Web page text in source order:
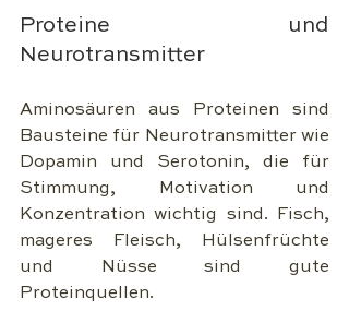
Proteine und
Neurotransmitter
Aminosäuren aus Proteinen sind
Bausteine für Neurotransmitter wie
Dopamin und Serotonin, die für
Stimmung, Motivation und
Konzentration wichtig sind. Fisch,
mageres Fleisch, Hülsenfrüchte
und Nüsse sind gute
Proteinquellen.